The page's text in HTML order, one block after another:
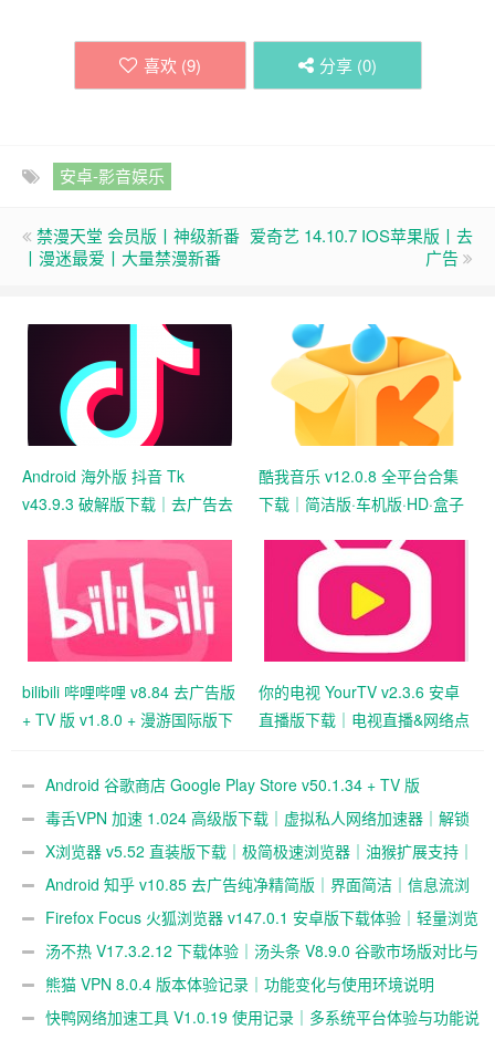
喜欢 (9) 分享 (0)
安卓-影音娱乐
禁漫天堂 会员版丨神级新番
丨漫迷最爱丨大量禁漫新番
爱奇艺 14.10.7 IOS苹果版丨去
广告
Android 海外版 抖音 Tk
v43.9.3 破解版下载｜去广告去
区限制｜全球区域可选｜视频
无水印保存
酷我音乐 v12.0.8 全平台合集
下载｜简洁版·车机版·HD·盒子
bilibili 哔哩哔哩 v8.84 去广告版
+ TV 版 v1.8.0 + 漫游国际版下
放支持
你的电视 YourTV v2.3.6 安卓
直播版下载｜电视直播&网络点
Android 谷歌商店 Google Play Store v50.1.34 + TV 版
v35.8.44 官方安装包下载｜应用游戏下载与数字内容中心
毒舌VPN 加速 1.024 高级版下载｜虚拟私人网络加速器｜解锁
跨境访问与隐私保护
X浏览器 v5.52 直装版下载｜极简极速浏览器｜油猴扩展支持｜
超轻 1M 体积浏览体验
Android 知乎 v10.85 去广告纯净精简版｜界面简洁｜信息流浏
览体验｜zhihu 安卓版
Firefox Focus 火狐浏览器 v147.0.1 安卓版下载体验｜轻量浏览
与隐私浏览表现
汤不热 V17.3.2.12 下载体验｜汤头条 V8.9.0 谷歌市场版对比与
使用说明
熊猫 VPN 8.0.4 版本体验记录｜功能变化与使用环境说明
快鸭网络加速工具 V1.0.19 使用记录｜多系统平台体验与功能说